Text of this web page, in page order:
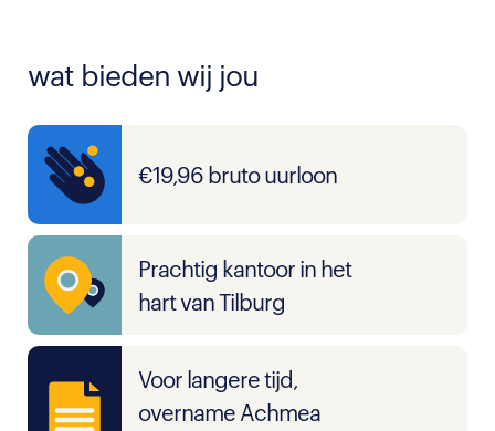
wat bieden wij jou
€19,96 bruto uurloon
Prachtig kantoor in het
hart van Tilburg
Voor langere tijd,
overname Achmea